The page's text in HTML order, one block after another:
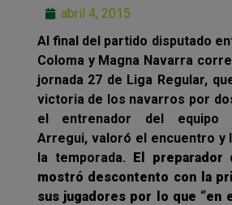
abril 4, 2015
Al final del partido disputado
Coloma y Magna Navarra
jornada 27 de Liga Regular,
victoria de los navarros por
el entrenador del equipo
Arregui, valoró el encuentro y
la temporada. El preparador
mostró descontento con la
sus jugadores por lo que “en